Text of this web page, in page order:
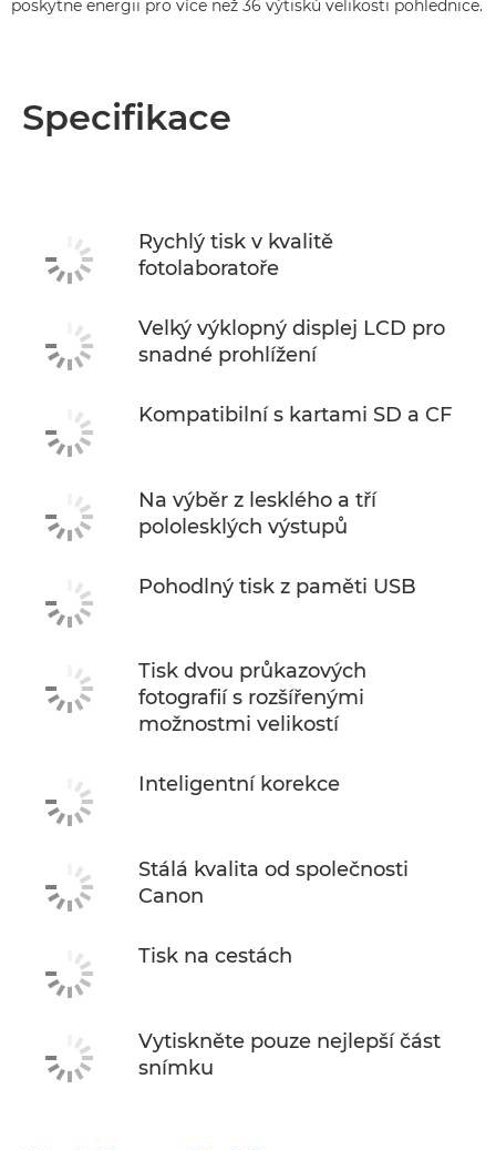
poskytne energii pro více než 36 výtisků velikosti pohlednice.
Specifikace
Rychlý tisk v kvalitě
fotolaboratoře
Velký výklopný displej LCD pro
snadné prohlížení
Kompatibilní s kartami SD a CF
Na výběr z lesklého a tří
pololesklých výstupů
Pohodlný tisk z paměti USB
Tisk dvou průkazových
fotografií s rozšířenými
možnostmi velikostí
Inteligentní korekce
Stálá kvalita od společnosti
Canon
Tisk na cestách
Vytiskněte pouze nejlepší část
snímku